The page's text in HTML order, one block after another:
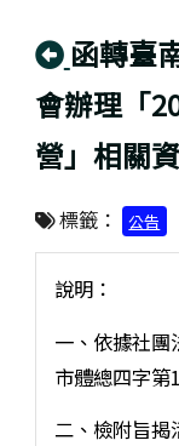
回上頁
函轉臺
會辦理「
營」相關
標籤： 公告
說明：
一、依據社團
市體總四字第
二、檢附旨揭